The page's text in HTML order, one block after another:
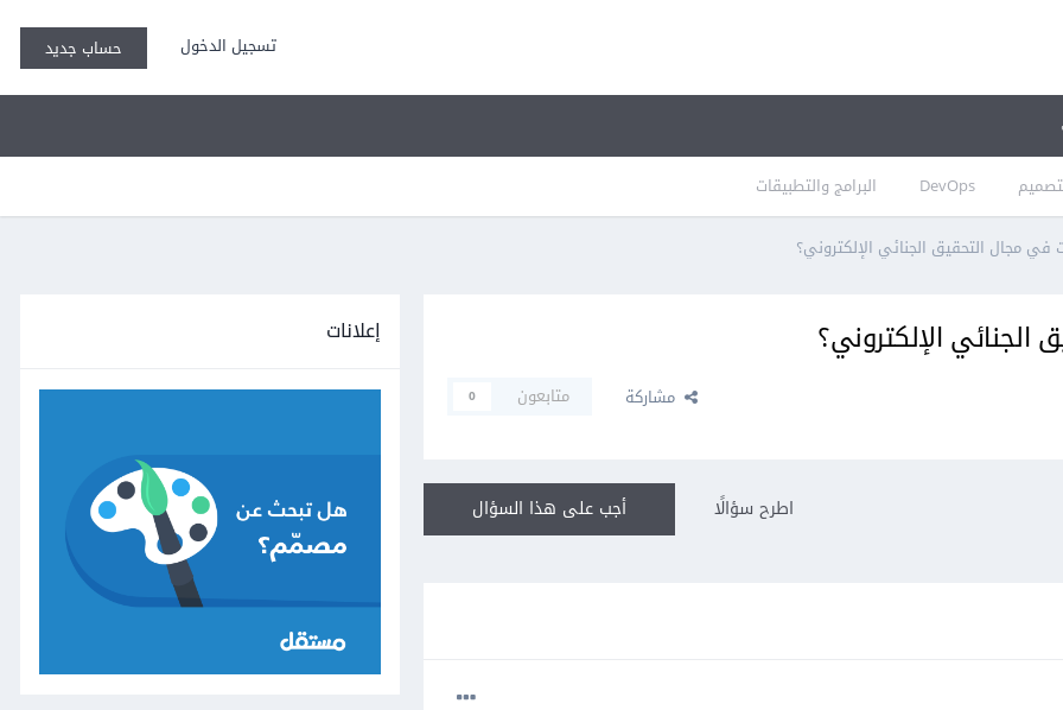
تسجيل الدخول حساب جديد
DevOps البرامج والتطبيقات
مجال التحقيق الجنائي الإلكتروني؟
الإلكتروني؟
مشاركة متابعون 0
أجب على هذا السؤال اطرح سؤالًا
إعلانات